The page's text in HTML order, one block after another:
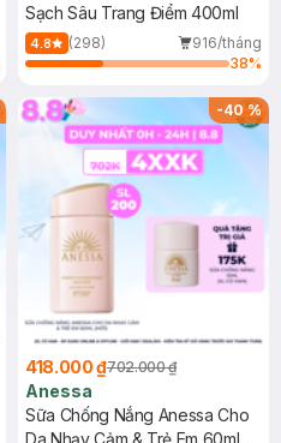
Sạch Sâu Trang Điểm 400ml
4.8 (298)
916/tháng
38%
-40%
418.000 ₫702.000 ₫
Anessa
Sữa Chống Nắng Anessa Cho
Da Nhạy Cảm & Trẻ Em 60ml